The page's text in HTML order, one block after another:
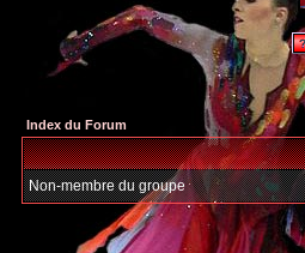
Index du Forum
Non-membre du groupe